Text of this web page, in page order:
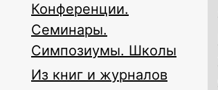
Конференции.
Семинары.
Симпозиумы. Школы
Из книг и журналов